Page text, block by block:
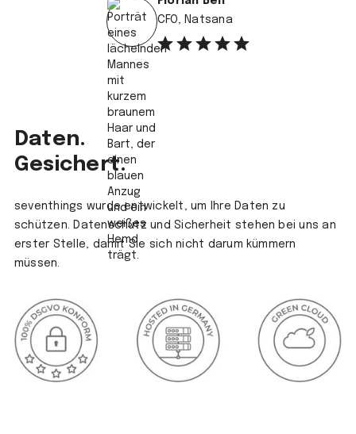
CFO, Natsana
Daten.
Gesichert.
seventhings wurde entwickelt, um Ihre Daten zu
schützen. Datenschutz und Sicherheit stehen bei uns an
erster Stelle, damit Sie sich nicht darum kümmern
müssen.